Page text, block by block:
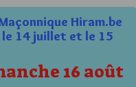
Hiram.be
14 juillet et le 15
16 août